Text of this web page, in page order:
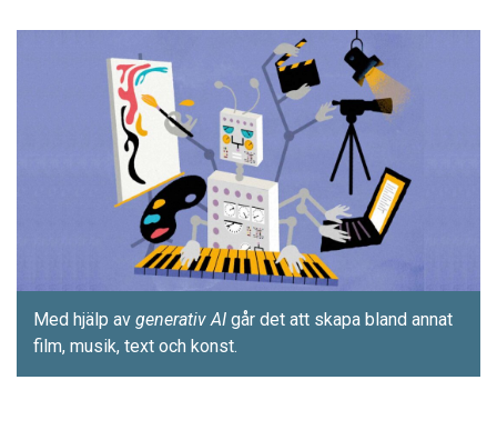
Med hjälp av generativ AI går det att skapa bland annat
film, ­musik, text och konst.